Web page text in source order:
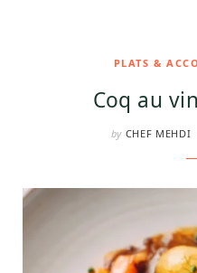
PLATS &
Coq au
by CHEF MEHDI